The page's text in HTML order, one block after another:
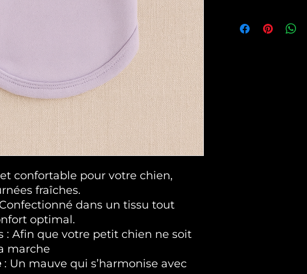
confortable pour votre chien,
fraîches.
dans un tissu tout
optimal.
: Afin que votre petit chien ne soit
marche
: Un mauve qui s’harmonise avec
Espagne,
D ACHAT